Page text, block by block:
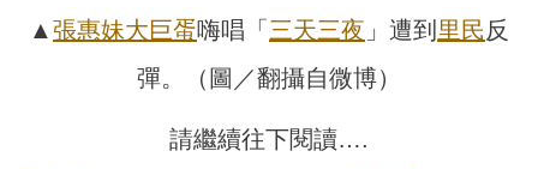
▲張惠妹大巨蛋嗨唱「 三天三夜 」遭到 里民反
彈。（圖／翻攝自微博）
請繼續往下閱讀….